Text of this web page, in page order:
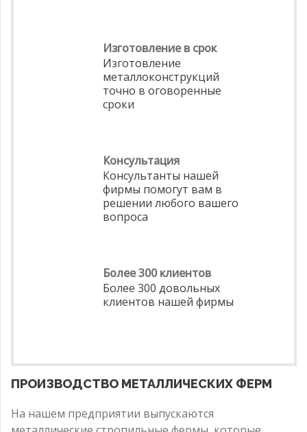
Изготовление в срок
Изготовление
металлоконструкций
точно в оговоренные
сроки
Консультация
Консультанты нашей
фирмы помогут вам в
решении любого вашего
вопроса
Более 300 клиентов
Более 300 довольных
клиентов нашей фирмы
ПРОИЗВОДСТВО МЕТАЛЛИЧЕСКИХ ФЕРМ
На нашем предприятии выпускаются